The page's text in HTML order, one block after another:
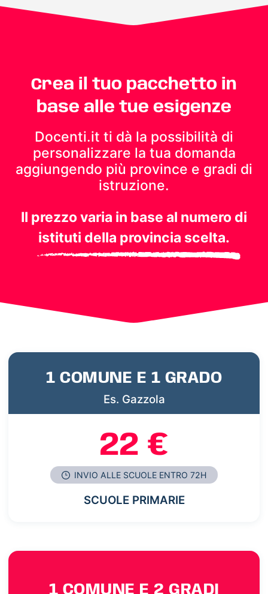
Crea il tuo pacchetto in
base alle tue esigenze
Docenti.it ti dà la possibilità di
personalizzare la tua domanda
aggiungendo più province e gradi di
istruzione.
Il prezzo varia in base al numero di
istituti della provincia scelta.
1 COMUNE E 1 GRADO
Es. Gazzola
22 €
INVIO ALLE SCUOLE ENTRO 72H
SCUOLE PRIMARIE
1 COMUNE E 2 GRADI